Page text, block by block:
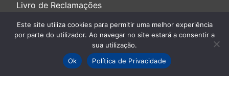
Livro de Reclamações
Atendimento ao Público
Dias úteis das 9h00 às 17h30
Este site utiliza cookies para permitir uma melhor experiência
por parte do utilizador. Ao navegar no site estará a consentir a
sua utilização.
Ok
Política de Privacidade